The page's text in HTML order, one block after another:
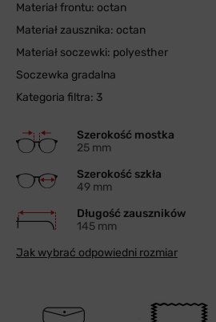
Materiał frontu: octan
Materiał zausznika: octan
Materiał soczewki: polyesther
Soczewka gradalna
Kategoria filtra: 3
Szerokość mostka
25 mm
Szerokość szkła
49 mm
Długość zauszników
145 mm
Jak wybrać odpowiedni rozmiar